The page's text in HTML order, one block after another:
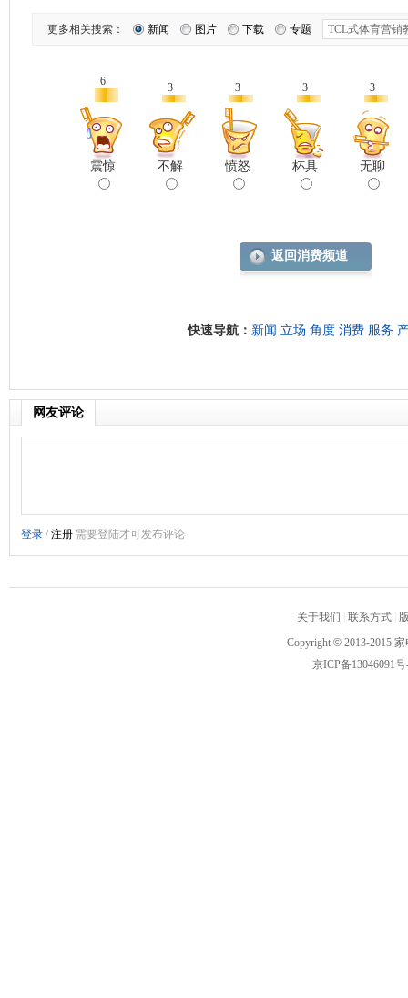
更多相关搜索： 新闻 图片 下载 专题
6
震惊
3
不解
3
愤怒
3
杯具
3
无聊
返回消费频道
快速导航： 新闻 立场 角度 消费 服务
网友评论
关于我们 联系方式
Copyright © 2013-2015
京ICP备13046091号